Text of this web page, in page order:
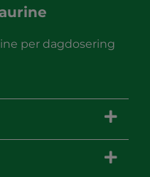
per dagdosering